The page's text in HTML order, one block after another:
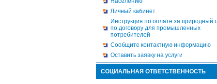
Личный кабинет
Инструкция по оплате за природный
по договору для промышленных
потребителей
Сообщите контактную информацию
Оставить заявку на услуги
СОЦИАЛЬНАЯ ОТВЕТСТВЕННОСТЬ